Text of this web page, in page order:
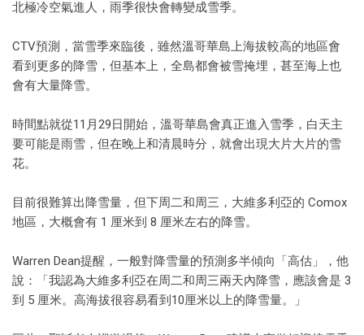
北極冷空氣進人，雨季很快會轉變成雪季。
CTV預測，當雪季來臨後，雖然溫哥華島上海拔較高的地區會
看到更多的降雪，但基本上，全島都會被雪掩埋，甚至海上也
會有大量降雪。
時間點就從11月29日開始，溫哥華島會真正進入雪季，白天主
要可能是雨雪，但在晚上和清晨時分，就會出現大片大片的雪
花。
目前很難算出降雪量，但下周二和周三，大維多利亞的 Comox
地區，大概會有 1 厘米到 8 厘米左右的降雪。
Warren Dean提醒，一般對降雪量的預測多半傾向「高估」，他
說：「我認為大維多利亞在周二和周三兩天內降雪，應該會是 3
到 5 厘米。高海拔很容易看到10厘米以上的降雪量。」